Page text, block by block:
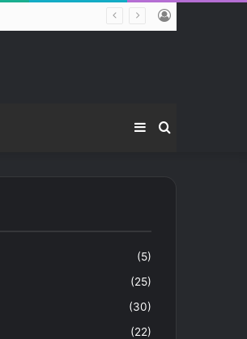
Sidebar
(5)
(25)
(30)
(22)